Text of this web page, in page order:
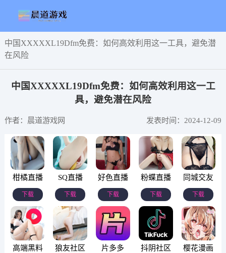
中国XXXXXL19Dfm免费：如何高效利用这一工具，避免潜
在风险
中国XXXXXL19Dfm免费：如何高效利用这一工
具，避免潜在风险
作者：晨道游戏网 发表时间：2024-12-09
柑橘直播
下载
SQ直播
下载
好色直播
下载
粉蝶直播
下载
同城交友
下载
高端黑料 狼友社区 片多多 抖阴社区 樱花漫画